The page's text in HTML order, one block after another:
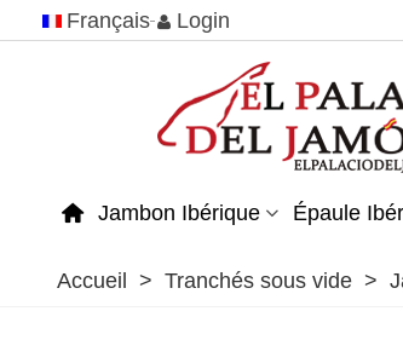
Français Login
Jambon Ibérique Épaule
Accueil > Tranchés sous vide >